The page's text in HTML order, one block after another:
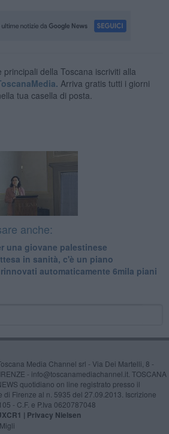
della Toscana iscriviti alla
Arriva gratis tutti i giorni
tua casella di posta.
anche:
una giovane palestinese
in sanità, c'è un piano
automaticamente 6mila piani
Media Channel srl - Via Dei Martelli, 8 -
- info@toscanamediachannel.it. TOSCANA
quotidiano on line registrato presso il
di Firenze al n. 5935 del 27.09.2013. Iscrizione
- C.F. e P.Iva 0620787048
| Privacy Nielsen